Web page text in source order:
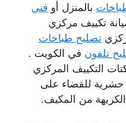
بالمنزل أو فني
تكييف مركزي
تصليح طباخات
تلفون في الكويت .
التكييف المركزي
حشرية للقضاء على
من المكيف.